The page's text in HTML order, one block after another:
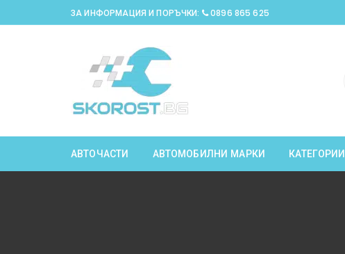
to
ЗА ИНФОРМАЦИЯ И ПОРЪЧКИ: 0896 865 625
АВТОЧАСТИ АВТОМОБИЛНИ МАРКИ КАТЕГОРИИ